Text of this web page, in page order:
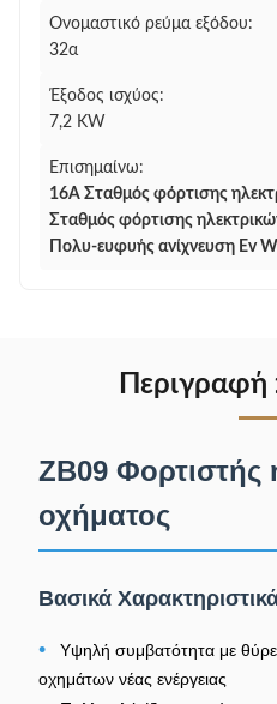
Ονομαστικό ρεύμα εξόδου:
32α
Έξοδος ισχύος:
7,2 KW
Επισημαίνω:
16Α Σταθμός φόρτισης
Σταθμός φόρτισης
Πολυ-ευφυής ανίχνευση Ev
Περιγραφή
ZB09 Φορτιστής
οχήματος
Βασικά
•
Υψηλή συμβατότητα με
οχημάτων νέας ενέργειας